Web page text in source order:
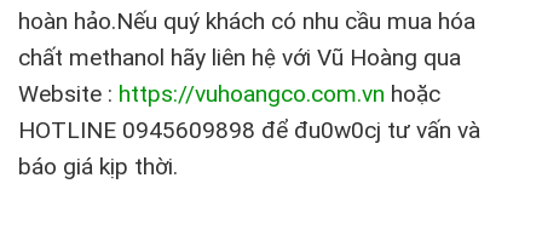
hoàn hảo.Nếu quý khách có nhu cầu mua hóa
chất methanol hãy liên hệ với Vũ Hoàng qua
Website : https://vuhoangco.com.vn hoặc
HOTLINE 0945609898 để đu0w0cj tư vấn và
báo giá kịp thời.